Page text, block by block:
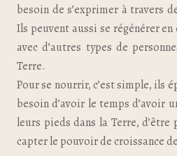
besoin de s’exprimer à travers
Ils peuvent aussi se régénérer
avec d’autres types de
Terre.
Pour se nourrir, c’est simple, ils
besoin d’avoir le temps d’avoir
leurs pieds dans la Terre,
capter le pouvoir de croissance